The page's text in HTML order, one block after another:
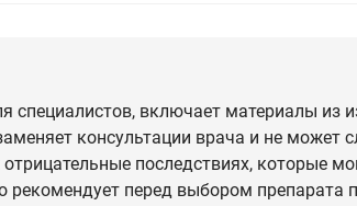
включает материалы из
консультации врача и не может
последствиях, которые
перед выбором препарата